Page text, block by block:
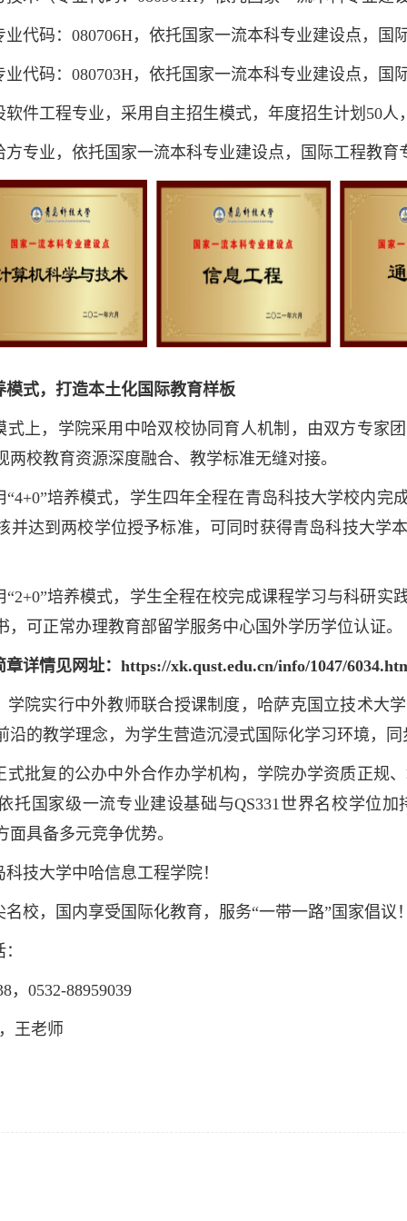
业代码：080706H，依托国家一流本科专业建设点，国
业代码：080703H，依托国家一流本科专业建设点，国
软件工程专业，采用自主招生模式，年度招生计划50
方专业，依托国家一流本科专业建设点，国际工程教育
模式，打造本土化国际教育样板
式上，学院采用中哈双校协同育人机制，由双方专家
两校教育资源深度融合、教学标准无缝对接。
“4+0”培养模式，学生四年全程在青岛科技大学校内
并达到两校学位授予标准，可同时获得青岛科技大学
“2+0”培养模式，学生全程在校完成课程学习与科研
，可正常办理教育部留学服务中心国外学历学位认证。
详情见网址：https://xk.qust.edu.cn/info/1047/
学院实行中外教师联合授课制度，哈萨克国立技术大
沿的教学理念，为学生营造沉浸式国际化学习环境，
式批复的公办中外合作办学机构，学院办学资质正规
托国家级一流专业建设基础与QS331世界名校学位
面具备多元竞争优势。
技大学中哈信息工程学院！
名校，国内享受国际化教育，服务“一带一路”国家倡议
，0532-88959039
王老师